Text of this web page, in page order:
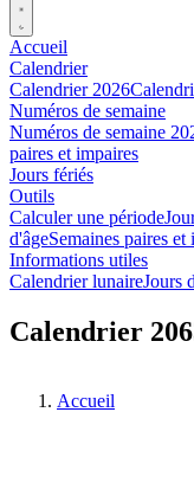
Accueil
Calendrier
Calendrier 2026
Numéros de semaine
Numéros de semaine
paires et impaires
Jours fériés
Outils
Calculer une période
d'âgeSemaines paires et
Informations utiles
Calendrier lunaireJours
Calendrier
Accueil